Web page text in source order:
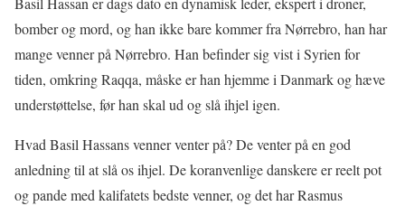
bomber og mord, og han ikke bare kommer fra Nørrebro, han har
mange venner på Nørrebro. Han befinder sig vist i Syrien for
tiden, omkring Raqqa, måske er han hjemme i Danmark og hæve
understøttelse, før han skal ud og slå ihjel igen.
Hvad Basil Hassans venner venter på? De venter på en god
anledning til at slå os ihjel. De koranvenlige danskere er reelt pot
og pande med kalifatets bedste venner, og det har Rasmus